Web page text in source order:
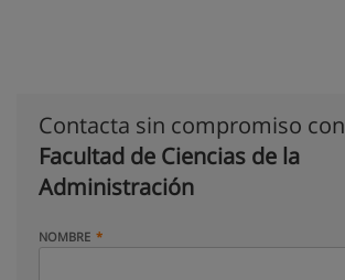
Contacta sin compromiso con
Facultad de Ciencias de la
Administración
NOMBRE